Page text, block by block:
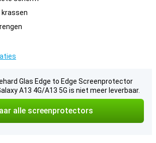
Glas Edge to Edge Screenprotector
A13 4G/A13 5G is niet meer leverbaar.
alle screenprotectors